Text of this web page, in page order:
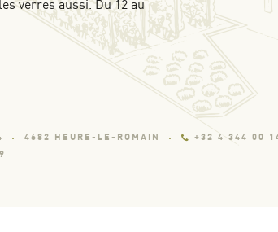
verres aussi. Du 12 au
4682 HEURE-LE-ROMAIN
+32 4 344 00